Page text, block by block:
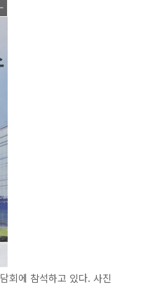
회에 참석하고 있다. 사진